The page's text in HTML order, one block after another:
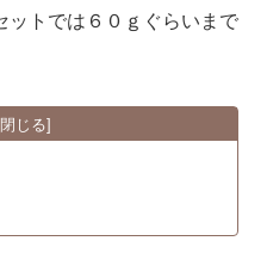
ットでは６０ｇぐらいまで